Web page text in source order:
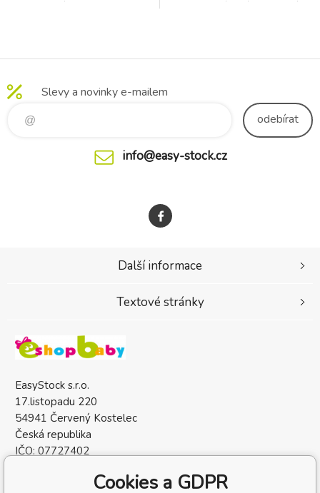
bezpečnosti v bazénu a
pobyt ve vodě s potřebným
Program Bestway® Swim
Složení: vinyl. Obsah: 2074l.
Slevy a novinky e-mailem
odebírat
info@easy-stock.cz
EasyStock s.r.o.
17.listopadu 220
54941 Červený Kostelec
Česká republika
IČO: 07727402
Další informace
Textové stránky
Cookies a GDPR